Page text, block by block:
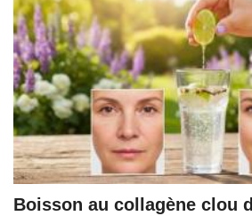
Boisson au collagène clou